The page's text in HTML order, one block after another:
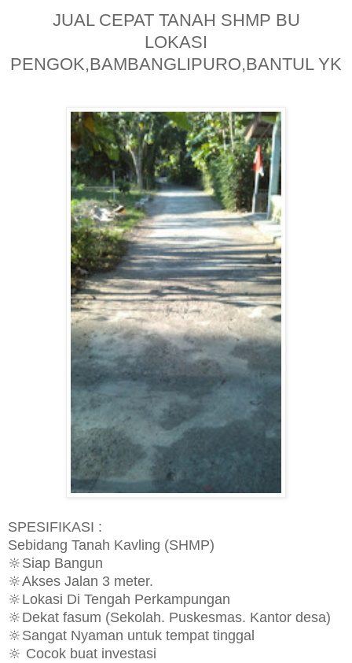
JUAL CEPAT TANAH SHMP BU
LOKASI
PENGOK,BAMBANGLIPURO,BANTUL YK
SPESIFIKASI :
Sebidang Tanah Kavling (SHMP)
🔆Siap Bangun
🔆Akses Jalan 3 meter.
🔆Lokasi Di Tengah Perkampungan
🔆Dekat fasum (Sekolah. Puskesmas. Kantor desa)
🔆Sangat ​Nyaman untuk tempat tinggal​
🔆 ​Cocok buat investasi​